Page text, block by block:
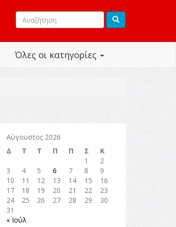
Όλες οι κατηγορίες
Αύγουστος 2026
Δ
Τ Τ Π Π Σ
Κ
1
2
3
4 5 6 7 8
9
10
11 12 13 14 15
16
17
18 19 20 21 22
23
24
25 26 27 28 29
30
31
« Ιούλ